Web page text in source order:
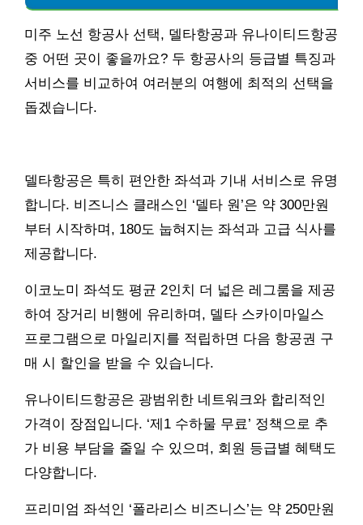
미주 노선 항공사 선택, 델타항공과 유나이티드항공
중 어떤 곳이 좋을까요? 두 항공사의 등급별 특징과
서비스를 비교하여 여러분의 여행에 최적의 선택을
돕겠습니다.
델타항공은 특히 편안한 좌석과 기내 서비스로 유명
합니다. 비즈니스 클래스인 ‘델타 원’은 약 300만원
부터 시작하며, 180도 눕혀지는 좌석과 고급 식사를
제공합니다.
이코노미 좌석도 평균 2인치 더 넓은 레그룸을 제공
하여 장거리 비행에 유리하며, 델타 스카이마일스
프로그램으로 마일리지를 적립하면 다음 항공권 구
매 시 할인을 받을 수 있습니다.
유나이티드항공은 광범위한 네트워크와 합리적인
가격이 장점입니다. ‘제1 수하물 무료’ 정책으로 추
가 비용 부담을 줄일 수 있으며, 회원 등급별 혜택도
다양합니다.
프리미엄 좌석인 ‘폴라리스 비즈니스’는 약 250만원